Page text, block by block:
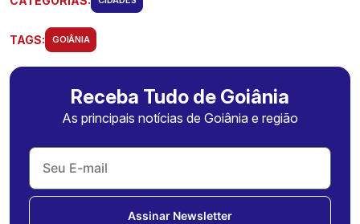
TAGS: GOIÂNIA
Receba Tudo de Goiânia
As principais notícias de Goiânia e região
Assinar Newsletter